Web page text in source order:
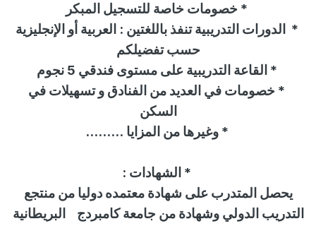
* خصومات خاصة للتسجيل المبكر
*
الدورات التدريبية تنفذ باللغتين : العربية أو الإنجليزية
حسب تفضيلكم
* القاعة التدريبية على مستوى فندقي 5 نجوم
* خصومات في العديد من الفنادق و تسهيلات في
السكن
* وغيرها من المزايا .........
* الشهادات :
يحصل المتدرب على شهادة معتمده دوليا من منتجع
التدريب الدولي وشهادة من جامعة كامبردج البريطانية